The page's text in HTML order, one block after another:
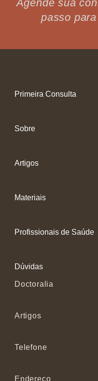
Agende sua
passo
Primeira Consulta
Sobre
Artigos
Materiais
Profissionais de Saúde
Dúvidas
Doctoralia
Artigos
Telefone
Endereço